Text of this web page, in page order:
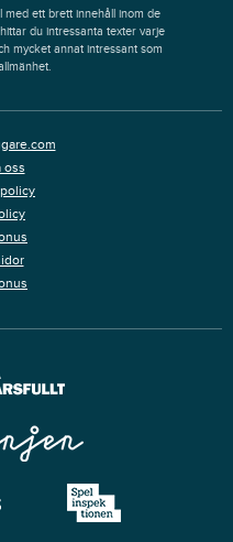
ett brett innehåll inom de
du intressanta texter varje
mycket annat intressant som
oss